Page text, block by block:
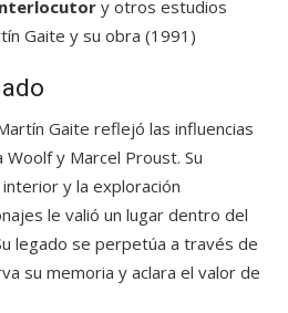
y otros estudios
Gaite y su obra (1991)
Gaite reflejó las influencias
y Marcel Proust. Su
y la exploración
le valió un lugar dentro del
legado se perpetúa a través de
su memoria y aclara el valor de